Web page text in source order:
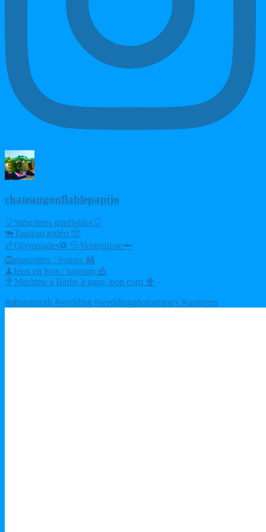
chateaugonflablepapijo
🎈Structures gonflables🎈
🐃Taureau rodéo 🤠
🏉Olympiades⚽ 💦Ventriglisse🦈
🦁mascottes / Sumos 🎎
♟Jeux en bois / barnum 🎪
🍭Machine à Barbe à papa /pop corn 🍿
#photobooth #wedding #weddingphotography #annivers